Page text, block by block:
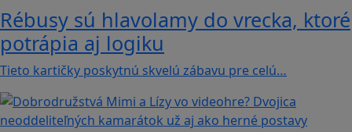
Rébusy sú hlavolamy do vrecka, ktoré
potrápia aj logiku
Tieto kartičky poskytnú skvelú zábavu pre celú…